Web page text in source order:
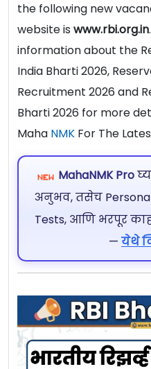
the following new
website is www.rbi.org.in
information about the
India Bharti 2026,
Recruitment 2026 and
Bharti 2026 for more
Maha NMK For The
MahaNMK Pro
अनुभव, तसेच
Tests, आणि भरपूर
— येथे